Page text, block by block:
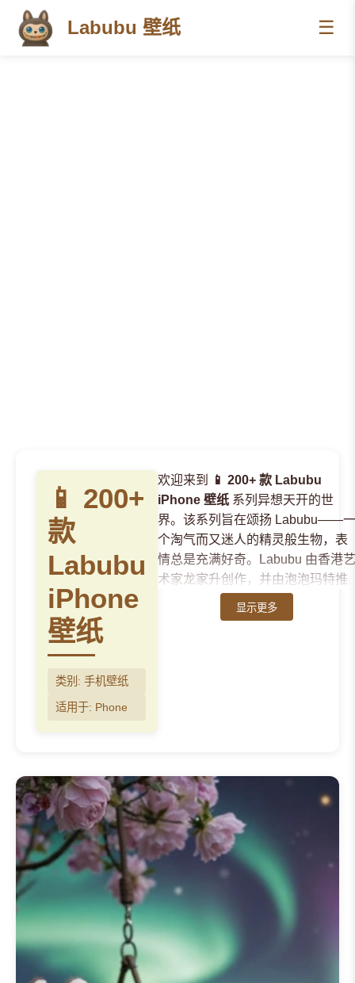
Labubu 壁纸 ☰
📱 200+
款
Labubu
iPhone
壁纸
类别: 手机壁纸
适用于: Phone
欢迎来到
📱 200+ 款 Labubu
iPhone 壁纸 系列异想天开的世
界。该系列旨在颂扬 Labubu——一
个淘气而又迷人的精灵般生物，表
情总是充满好奇。Labubu 由香港艺
术家龙家升创作，并由泡泡玛特推
广，是当代角色设计中备受赞誉的
形象。我们的📱 200+ 款 Labubu
iPhone 壁纸系列简介为粉丝和新
来者提供了完美的背景，邀请您通
过我们精心策划的壁纸，探索
Labubu 居住的丰富、富有想象力的
宇宙。
我们的
📱 200+ 款 Labubu iPhone
壁纸
Labubu 的独特魅力。我们提供海量
labubu 壁纸 4k
选项，确保每一个错综复杂的
显示更多